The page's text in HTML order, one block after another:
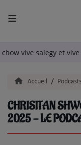
chow vive salegy et
ACCUEIL
LA RADIO
ARTISTES
TITRES DIFFUSÉS
Accueil Podcasts
CHRISITAN
2025 - LE